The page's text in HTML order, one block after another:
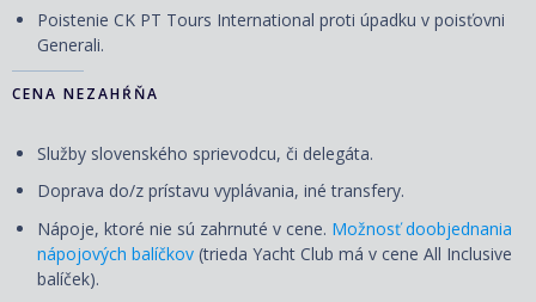
Poistenie CK PT Tours International proti úpadku v poisťovni
Generali.
CENA NEZAHŔŇA
Služby slovenského sprievodcu, či delegáta.
Doprava do/z prístavu vyplávania, iné transfery.
Nápoje, ktoré nie sú zahrnuté v cene. Možnosť doobjednania
nápojových balíčkov (trieda Yacht Club má v cene All Inclusive
balíček).